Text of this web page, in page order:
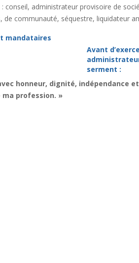
conseil, administrateur provisoire de
de communauté, séquestre, liquidateur
mandataires
Avant
serment :
honneur, dignité, indépendance
profession. »